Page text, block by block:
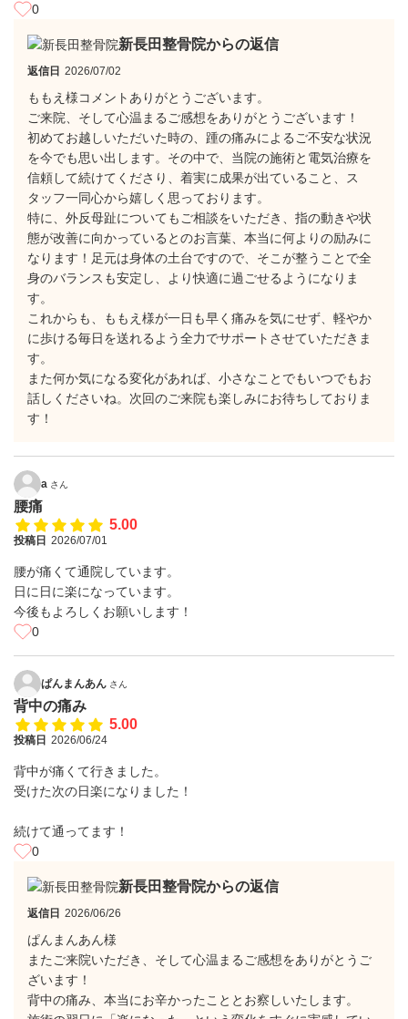
0
新長田整骨院からの返信
返信日 2026/07/02
ももえ様コメントありがとうございます。
​​ご来院、そして心温まるご感想をありがとうございます！
​初めてお越しいただいた時の、踵の痛みによるご不安な状況
を今でも思い出します。その中で、当院の施術と電気治療を
信頼して続けてくださり、着実に成果が出ていること、ス
タッフ一同心から嬉しく思っております。
​特に、外反母趾についてもご相談をいただき、指の動きや状
態が改善に向かっているとのお言葉、本当に何よりの励みに
なります！足元は身体の土台ですので、そこが整うことで全
身のバランスも安定し、より快適に過ごせるようになりま
す。
​これからも、ももえ様が一日も早く痛みを気にせず、軽やか
に歩ける毎日を送れるよう全力でサポートさせていただきま
す。
​また何か気になる変化があれば、小さなことでもいつでもお
話しくださいね。次回のご来院も楽しみにお待ちしておりま
す！
a さん
腰痛
5.00
投稿日 2026/07/01
腰が痛くて通院しています。
日に日に楽になっています。
今後もよろしくお願いします！
0
ぱんまんあん さん
背中の痛み
5.00
投稿日 2026/06/24
背中が痛くて行きました。
受けた次の日楽になりました！
続けて通ってます！
0
新長田整骨院からの返信
返信日 2026/06/26
ぱんまんあん様
​またご来院いただき、そして心温まるご感想をありがとうご
ざいます！
​背中の痛み、本当にお辛かったこととお察しいたします。